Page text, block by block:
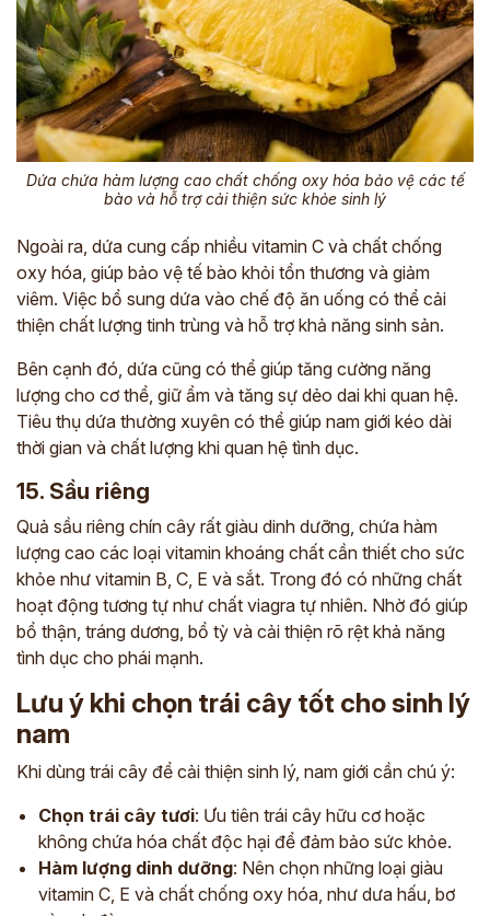
Dứa chứa hàm lượng cao chất chống oxy hóa bảo vệ các tế
bào và hỗ trợ cải thiện sức khỏe sinh lý
Ngoài ra, dứa cung cấp nhiều vitamin C và chất chống
oxy hóa, giúp bảo vệ tế bào khỏi tổn thương và giảm
viêm. Việc bổ sung dứa vào chế độ ăn uống có thể cải
thiện chất lượng tinh trùng và hỗ trợ khả năng sinh sản.
Bên cạnh đó, dứa cũng có thể giúp tăng cường năng
lượng cho cơ thể, giữ ẩm và tăng sự dẻo dai khi quan hệ.
Tiêu thụ dứa thường xuyên có thể giúp nam giới kéo dài
thời gian và chất lượng khi quan hệ tình dục.
15. Sầu riêng
Quả sầu riêng chín cây rất giàu dinh dưỡng, chứa hàm
lượng cao các loại vitamin khoáng chất cần thiết cho sức
khỏe như vitamin B, C, E và sắt. Trong đó có những chất
hoạt động tương tự như chất viagra tự nhiên. Nhờ đó giúp
bổ thận, tráng dương, bổ tỳ và cải thiện rõ rệt khả năng
tình dục cho phái mạnh.
Lưu ý khi chọn trái cây tốt cho sinh lý
nam
Khi dùng trái cây để cải thiện sinh lý, nam giới cần chú ý:
Chọn trái cây tươi: Ưu tiên trái cây hữu cơ hoặc
không chứa hóa chất độc hại để đảm bảo sức khỏe.
Hàm lượng dinh dưỡng: Nên chọn những loại giàu
vitamin C, E và chất chống oxy hóa, như dưa hấu, bơ